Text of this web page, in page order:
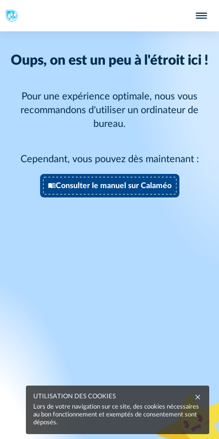
Oups, on est un peu à l'étroit ici !
Pour une expérience optimale, nous vous
recommandons d'utiliser un ordinateur de
bureau.
Cependant, vous pouvez dès maintenant :
Consulter le manuel sur Calaméo
UTILISATION DES COOKIES
Lors de votre navigation sur ce site, des cookies nécessaires
au bon fonctionnement et exemptés de consentement sont
déposés.